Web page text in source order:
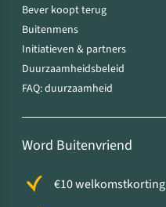
Bever koopt terug
Buitenmens
Initiatieven & partners
Duurzaamheidsbeleid
FAQ: duurzaamheid
Word Buitenvriend
€10 welkomstkorting